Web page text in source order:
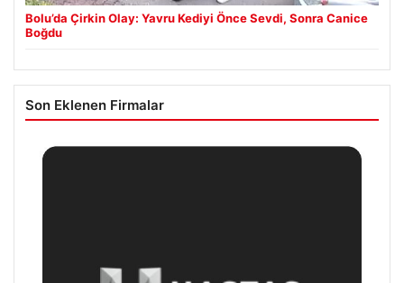
Bolu’da Çirkin Olay: Yavru Kediyi Önce Sevdi, Sonra Canice
Boğdu
Son Eklenen Firmalar